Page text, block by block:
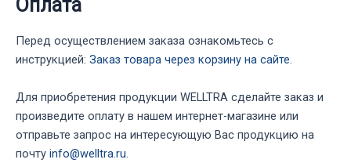
Оплата
Перед осуществлением заказа ознакомьтесь с
инструкцией: Заказ товара через корзину на сайте.
Для приобретения продукции WELLTRA сделайте заказ и
произведите оплату в нашем интернет-магазине или
отправьте запрос на интересующую Вас продукцию на
почту info@welltra.ru.